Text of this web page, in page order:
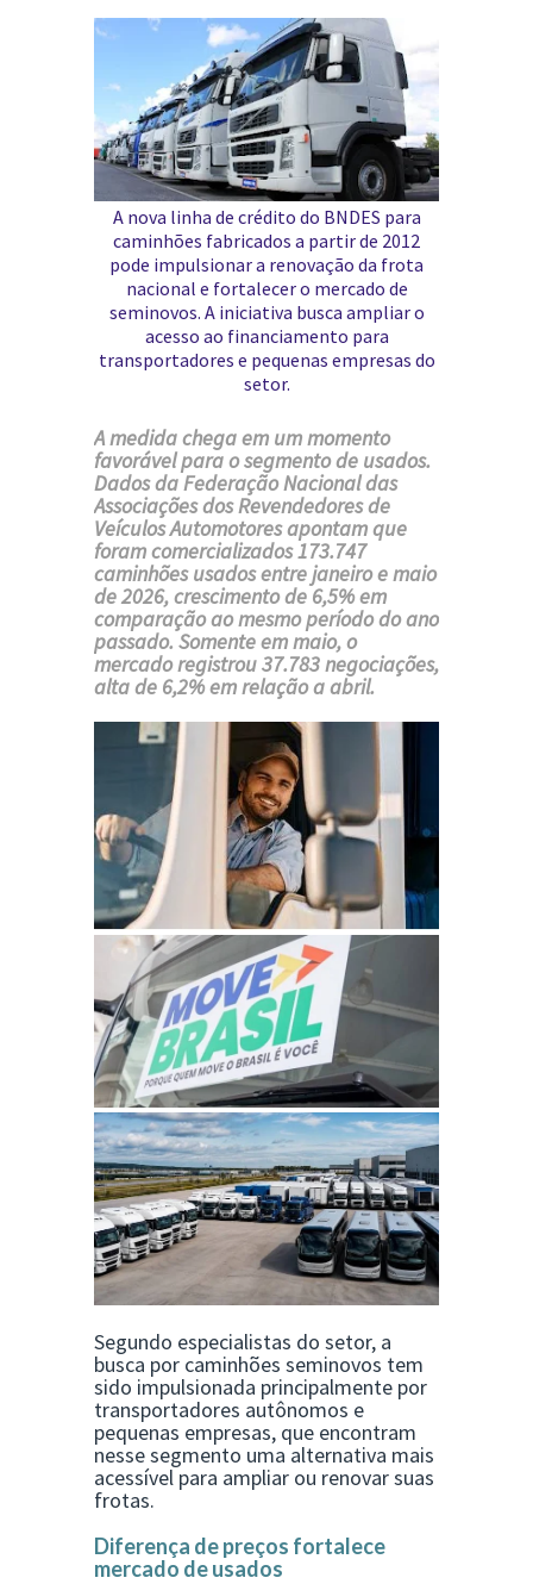
A nova linha de crédito do BNDES para
caminhões fabricados a partir de 2012
pode impulsionar a renovação da frota
nacional e fortalecer o mercado de
seminovos. A iniciativa busca ampliar o
acesso ao financiamento para
transportadores e pequenas empresas do
setor.
A medida chega em um momento
favorável para o segmento de usados.
Dados daFederação Nacional das
Associações dos Revendedores de
Veículos Automotoresapontam que
foram comercializados 173.747
caminhões usados entre janeiro e maio
de 2026, crescimento de 6,5% em
comparação ao mesmo período do ano
passado. Somente em maio, o
mercado registrou 37.783 negociações,
alta de 6,2% em relação a abril.
Segundo especialistas do setor, a
busca por caminhões seminovos tem
sido impulsionada principalmente por
transportadores autônomos e
pequenas empresas, que encontram
nesse segmento uma alternativa mais
acessível para ampliar ou renovar suas
frotas.
Diferença de preços fortalece
mercado de usados